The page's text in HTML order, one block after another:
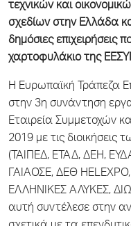
τεχνικών και
σχεδίων στην Ελλάδα
δημόσιες επιχειρήσεις
χαρτοφυλάκιο της
Η Ευρωπαϊκή Τράπεζα
στην 3η συνάντηση
Εταιρεία Συμμετοχών
2019 με τις διοικήσεις
(ΤΑΙΠΕΔ, ΕΤΑΔ, ΔΕΗ,
ΓΑΙΑΟΣΕ, ΔΕΘ
ΕΛΛΗΝΙΚΕΣ ΑΛΥΚΕΣ,
αυτή συντέλεσε στην